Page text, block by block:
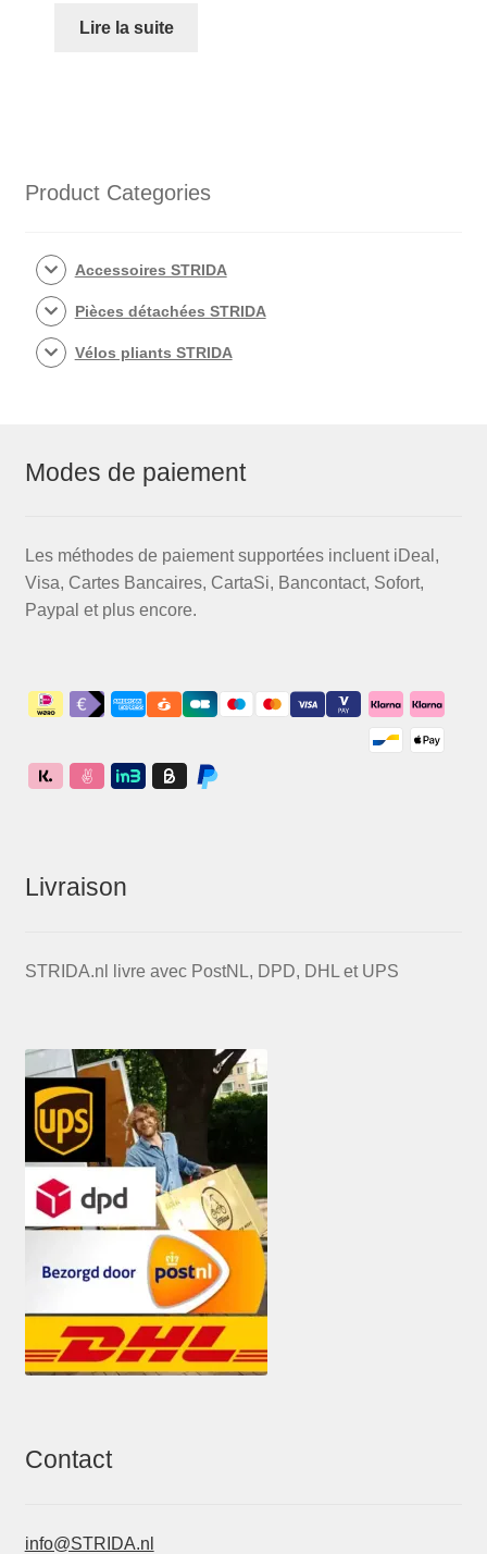
Lire la suite
Product Categories
Accessoires STRIDA
Pièces détachées STRIDA
Vélos pliants STRIDA
Modes de paiement
Les méthodes de paiement supportées incluent iDeal,
Visa, Cartes Bancaires, CartaSi, Bancontact, Sofort,
Paypal et plus encore.
Livraison
STRIDA.nl livre avec PostNL, DPD, DHL et UPS
Contact
info@STRIDA.nl